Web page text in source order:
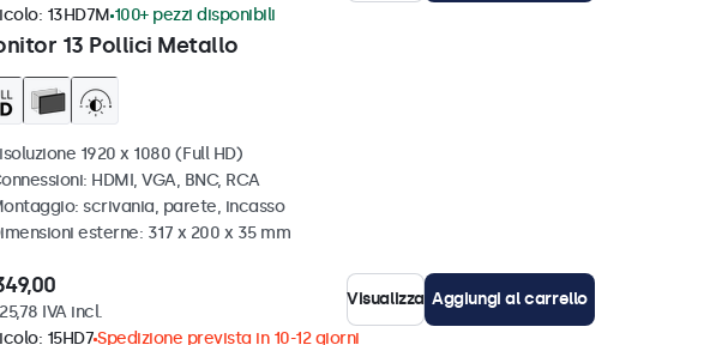
13 Pollici Metallo
13HD7M 100+ pezzi disponibili
1920 x 1080 (Full HD)
HDMI, VGA, BNC, RCA
scrivania, parete, incasso
esterne: 317 x 200 x 35 mm
IVA incl.
Visualizza Aggiungi al carrello
15HD7Spedizione prevista in 10-12 giorni